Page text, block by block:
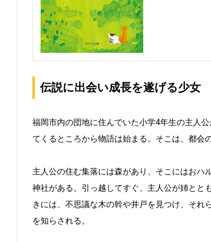
伝説に出会い成長を遂げる少女
福岡市内の団地に住んでいた小学4年生の主人
てくるところから物語は始まる。そこは、都会
主人公の住む集落には森があり、そこにはおハ
神社がある。引っ越してすぐ、主人公が姉とと
きには、不思議な木の幹や井戸を見つけ、それ
を知らされる。